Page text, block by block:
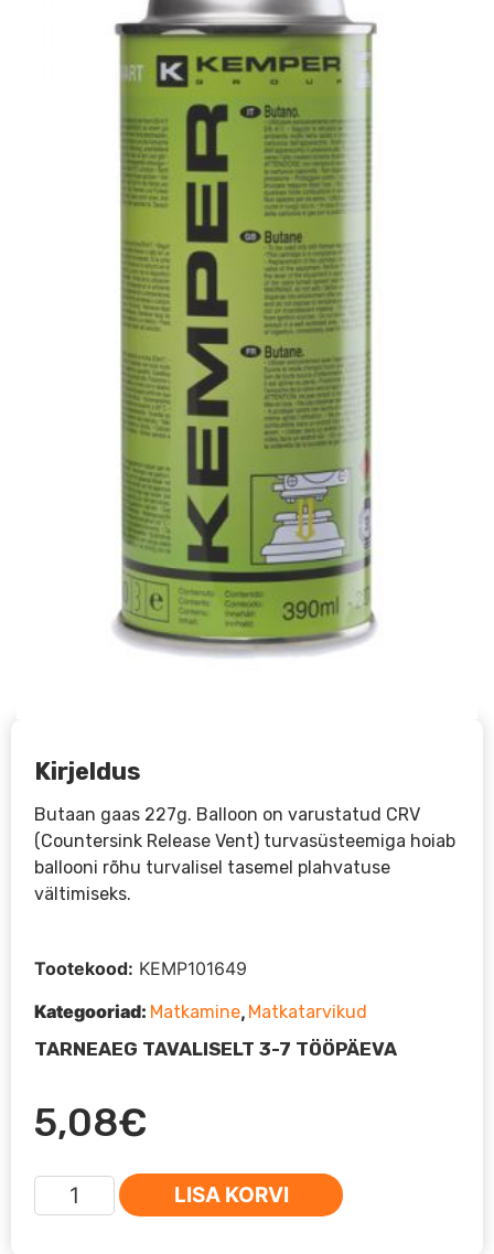
5,08€
Kirjeldus
Butaan gaas 227g. Balloon on varustatud CRV
(Countersink Release Vent) turvasüsteemiga hoiab
ballooni rõhu turvalisel tasemel plahvatuse
vältimiseks.
Kemper
577
LISA KORVI
Tootekood: KEMP101649
Kategooriad: Matkamine, Matkatarvikud
TARNEAEG TAVALISELT 3-7 TÖÖPÄEVA